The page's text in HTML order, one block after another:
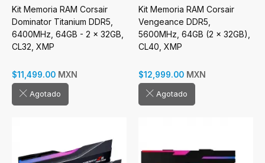
Kit Memoria RAM Corsair
Dominator Titanium DDR5,
6400MHz, 64GB - 2 x 32GB,
CL32, XMP
$11,499.00 MXN
Agotado
Kit Memoria RAM Corsair
Vengeance DDR5,
5600MHz, 64GB (2 x 32GB),
CL40, XMP
$12,999.00 MXN
Agotado